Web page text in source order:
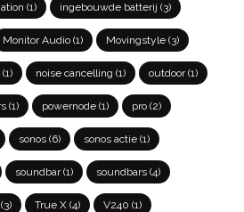
(1) ingebouwde batterij (3)
Monitor Audio (1) Movingstyle (3)
(1) noise cancelling (1) outdoor(1)
(1) powernode (1) pro (2)
sonos (6) sonos actie (1)
soundbar(1) soundbars (4)
(3) True X (4) V240 (1)